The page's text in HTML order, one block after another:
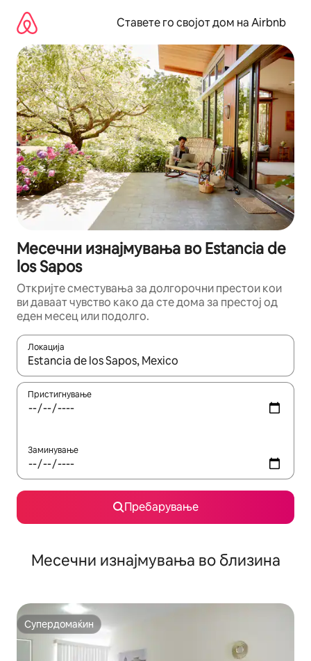
содржина
Ставете го својот дом на Airbnb
Месечни изнајмувања во Estancia de
los Sapos
Откријте сместувања за долгорочни престои кои
ви даваат чувство како да сте дома за престој од
еден месец или подолго.
Локација
Кога резултатите се достапни, движете се со копчињата
Пристигнување
Заминување
Пребарување
Месечни изнајмувања во близина
Супердомаќин
Супердомаќин